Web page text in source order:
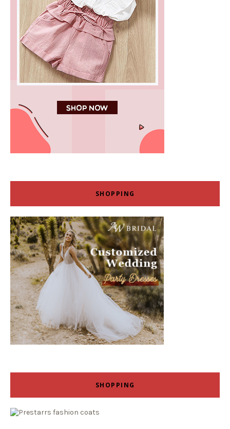
SHOPPING
SHOPPING